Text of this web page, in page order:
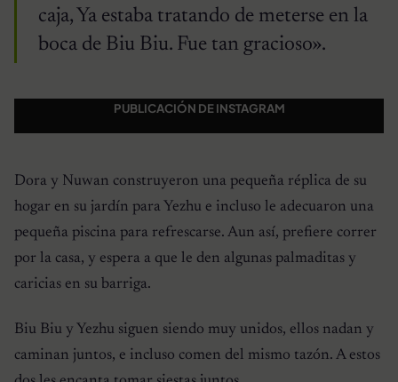
caja, Ya estaba tratando de meterse en la
boca de Biu Biu. Fue tan gracioso».
PUBLICACIÓN DE INSTAGRAM
Dora y Nuwan construyeron una pequeña réplica de su
hogar en su jardín para Yezhu e incluso le adecuaron una
pequeña piscina para refrescarse. Aun así, prefiere correr
por la casa, y espera a que le den algunas palmaditas y
caricias en su barriga.
Biu Biu y Yezhu siguen siendo muy unidos, ellos nadan y
caminan juntos, e incluso comen del mismo tazón. A estos